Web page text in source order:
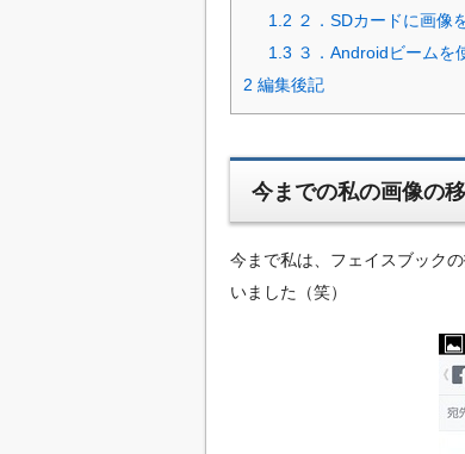
1.2 ２．SDカードに画像
1.3 ３．Androidビームを
2 編集後記
今までの私の画像の
今まで私は、フェイスブック
いました（笑）